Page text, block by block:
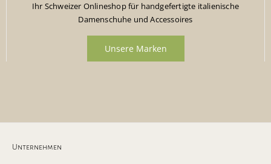
Ihr Schweizer Onlineshop für handgefertigte italienische
Damenschuhe und Accessoires
Unsere Marken
Unternehmen